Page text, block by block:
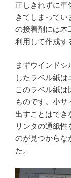
正しきれずに車
きてしまってい
の接着剤には木
利用して作成す
まずウインド
したラベル紙
このラベル紙
ものです。小
出すことはでき
リンタの通紙
のが見つからな
た。